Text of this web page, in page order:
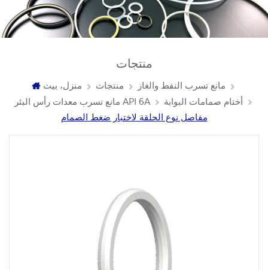
منتجات
منزل، بيت منتجات
مانع تسرب النفط والغاز
مانع تسرب معدات رأس البئر API 6A
أختام صمامات البوابة
مفاصل نوع الحلقة لاختبار ضغط الصمام